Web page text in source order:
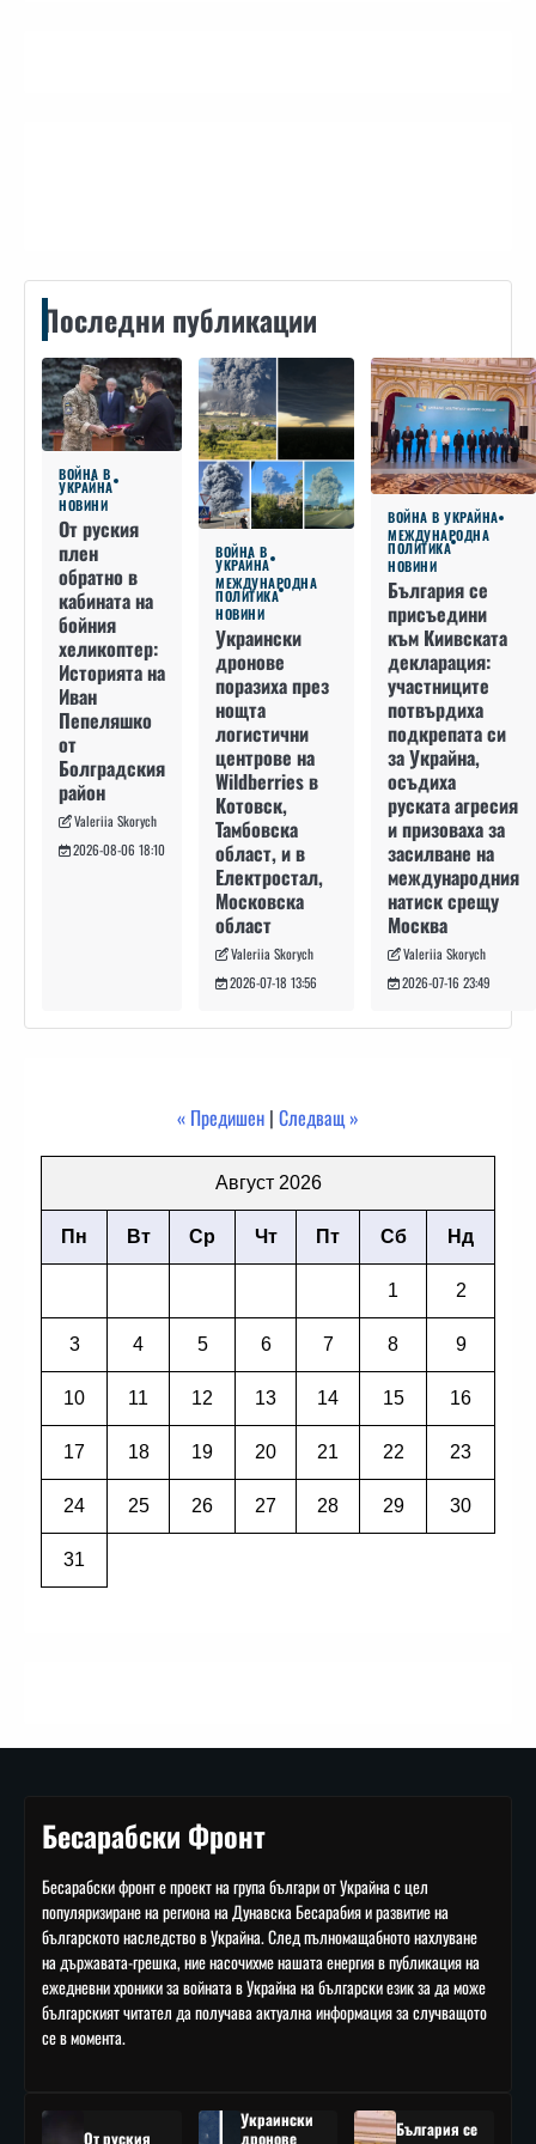
Последни публикации
ВОЙНА В
УКРАЙНА
НОВИНИ
От руския
плен
обратно в
кабината на
бойния
хеликоптер:
Историята на
Иван
Пепеляшко
от
Болградския
район
Valeriia Skorych
2026-08-06 18:10
ВОЙНА В
УКРАЙНА
МЕЖДУНАРОДНА
ПОЛИТИКА
НОВИНИ
Украински
дронове
поразиха през
нощта
логистични
центрове на
Wildberries в
Котовск,
Тамбовска
област, и в
Електростал,
Московска
област
Valeriia Skorych
2026-07-18 13:56
ВОЙНА В УКРАЙНА
МЕЖДУНАРОДНА
ПОЛИТИКА
НОВИНИ
България се
присъедини
към Киивската
декларация:
участниците
потвърдиха
подкрепата си
за Украйна,
осъдиха
руската агресия
и призоваха за
засилване на
международния
натиск срещу
Москва
Valeriia Skorych
2026-07-16 23:49
« Предишен | Следващ »
Август 2026
Пн Вт Ср Чт Пт Сб Нд
1 2
3 4 5 6 7 8 9
10 11 12 13 14 15 16
17 18 19 20 21 22 23
24 25 26 27 28 29 30
31
Бесарабски Фронт
Бесарабски фронт е проект на група българи от Украйна с цел
популяризиране на региона на Дунавска Бесарабия и развитие на
българското наследство в Украйна. След пълномащабното нахлуване
на държавата-грешка, ние насочихме нашата енергия в публикация на
ежедневни хроники за войната в Украйна на български език за да може
българският читател да получава актуална информация за случващото
се в момента.
От руския
Украински
дронове
България се